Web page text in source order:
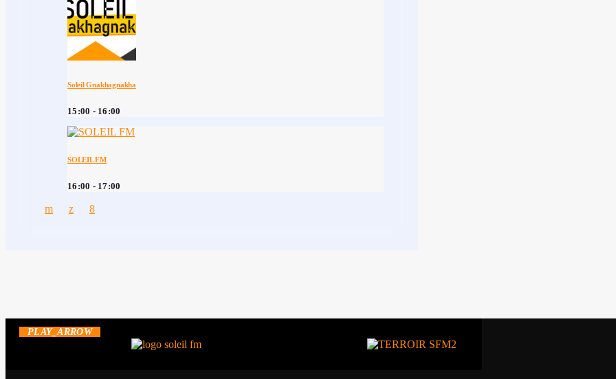
Soleil Gnakhagnakha
15:00 - 16:00
SOLEIL FM
16:00 - 17:00
PLAY_ARROW